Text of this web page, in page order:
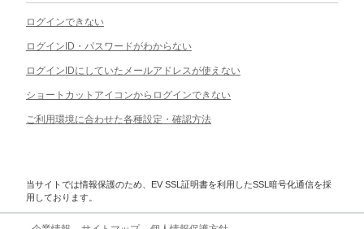
ログインできない
ログインID・パスワードがわからない
ログインIDにしていたメールアドレスが使えない
ショートカットアイコンからログインできない
ご利用環境に合わせた各種設定・確認方法
当サイトでは情報保護のため、EV SSL証明書を利用したSSL暗号化通信を採
用しております。